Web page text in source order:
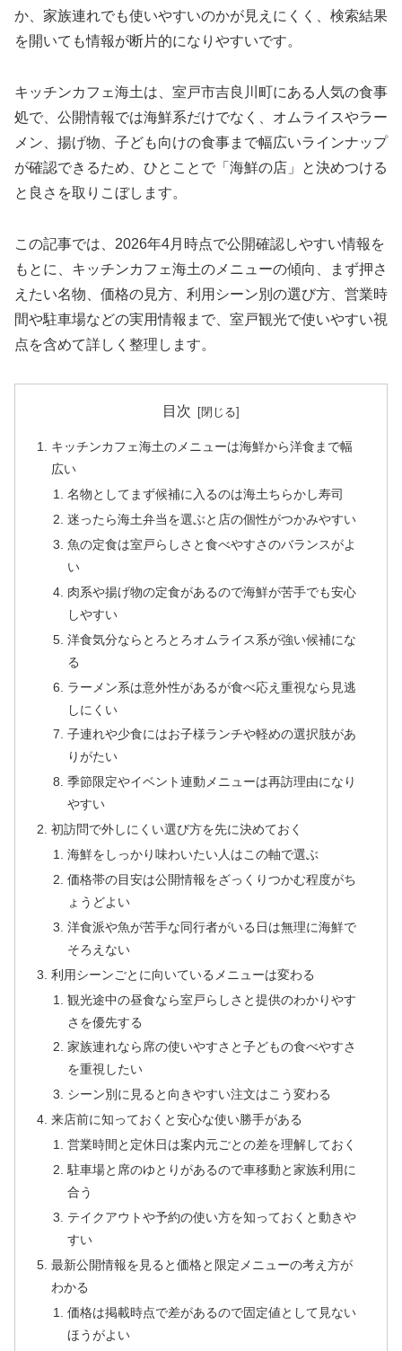
か、家族連れでも使いやすいのかが見えにくく、検索結果
を開いても情報が断片的になりやすいです。
キッチンカフェ海土は、室戸市吉良川町にある人気の食事
処で、公開情報では海鮮系だけでなく、オムライスやラー
メン、揚げ物、子ども向けの食事まで幅広いラインナップ
が確認できるため、ひとことで「海鮮の店」と決めつける
と良さを取りこぼします。
この記事では、2026年4月時点で公開確認しやすい情報を
もとに、キッチンカフェ海土のメニューの傾向、まず押さ
えたい名物、価格の見方、利用シーン別の選び方、営業時
間や駐車場などの実用情報まで、室戸観光で使いやすい視
点を含めて詳しく整理します。
目次
キッチンカフェ海土のメニューは海鮮から洋食まで幅
広い
名物としてまず候補に入るのは海土ちらかし寿司
迷ったら海土弁当を選ぶと店の個性がつかみやすい
魚の定食は室戸らしさと食べやすさのバランスがよ
い
肉系や揚げ物の定食があるので海鮮が苦手でも安心
しやすい
洋食気分ならとろとろオムライス系が強い候補にな
る
ラーメン系は意外性があるが食べ応え重視なら見逃
しにくい
子連れや少食にはお子様ランチや軽めの選択肢があ
りがたい
季節限定やイベント連動メニューは再訪理由になり
やすい
初訪問で外しにくい選び方を先に決めておく
海鮮をしっかり味わいたい人はこの軸で選ぶ
価格帯の目安は公開情報をざっくりつかむ程度がち
ょうどよい
洋食派や魚が苦手な同行者がいる日は無理に海鮮で
そろえない
利用シーンごとに向いているメニューは変わる
観光途中の昼食なら室戸らしさと提供のわかりやす
さを優先する
家族連れなら席の使いやすさと子どもの食べやすさ
を重視したい
シーン別に見ると向きやすい注文はこう変わる
来店前に知っておくと安心な使い勝手がある
営業時間と定休日は案内元ごとの差を理解しておく
駐車場と席のゆとりがあるので車移動と家族利用に
合う
テイクアウトや予約の使い方を知っておくと動きや
すい
最新公開情報を見ると価格と限定メニューの考え方が
わかる
価格は掲載時点で差があるので固定値として見ない
ほうがよい